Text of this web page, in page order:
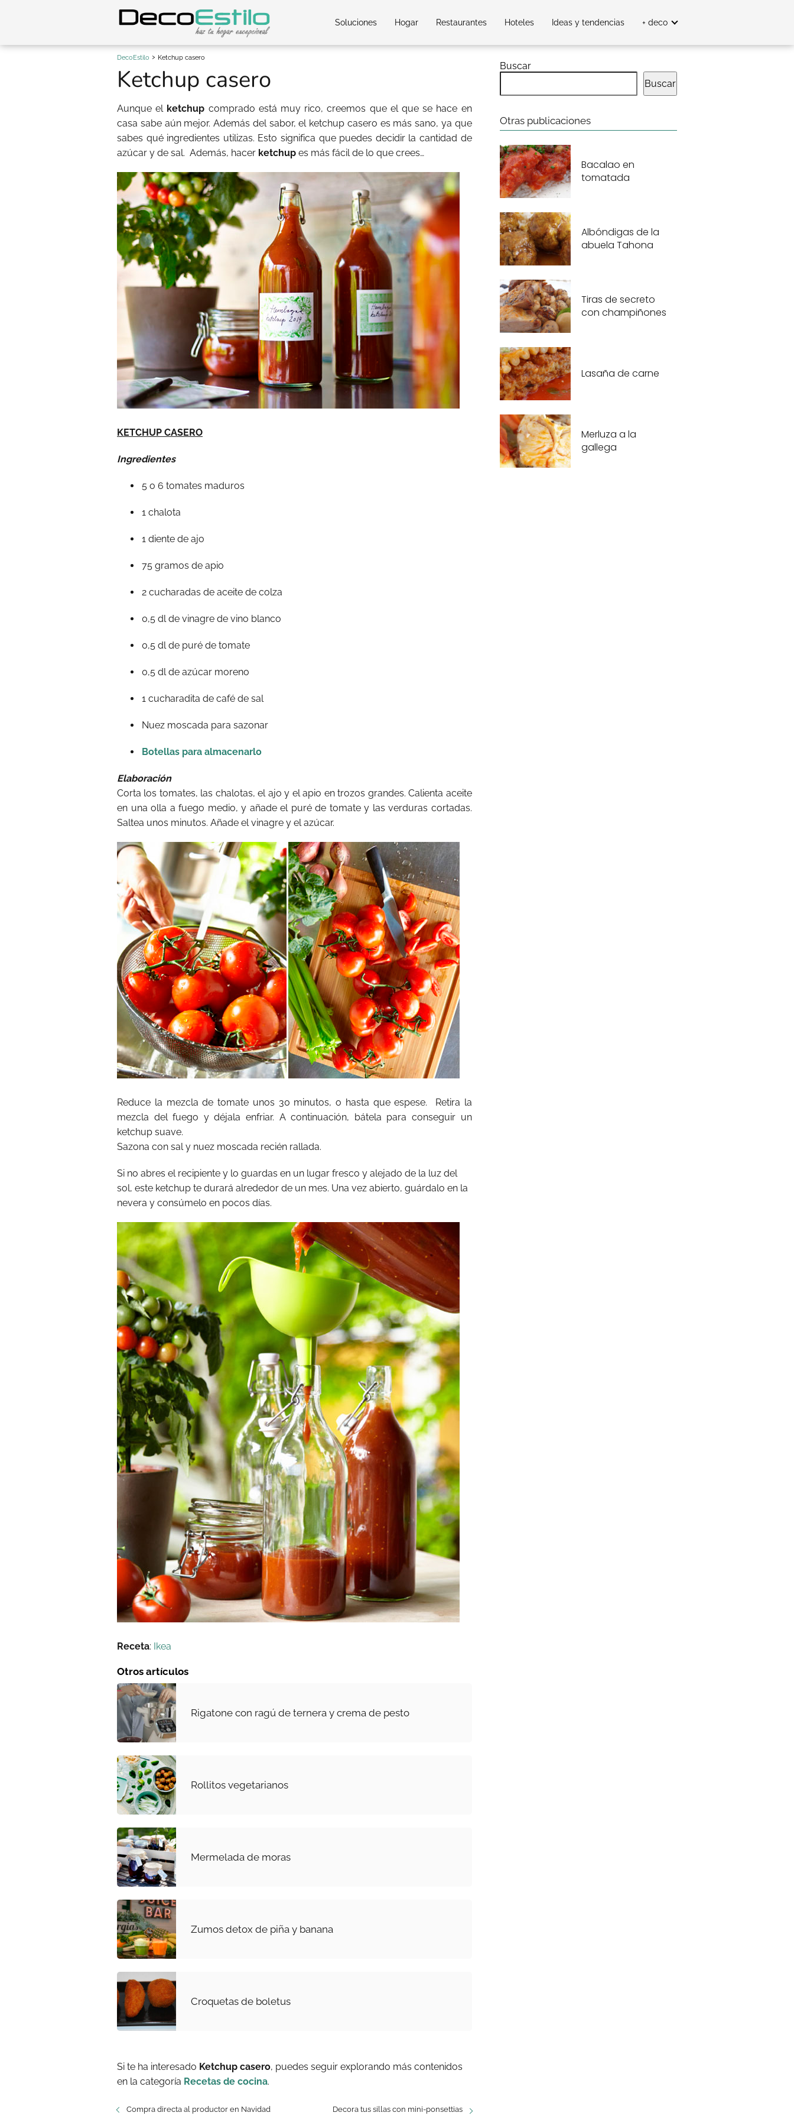
Soluciones Hogar Restaurantes Hoteles Ideas y tendencias + deco
DecoEstilo Ketchup casero
Ketchup casero
Aunque el ketchup comprado está muy rico, creemos que el que se hace en
casa sabe aún mejor. Además del sabor, el ketchup casero es más sano, ya que
sabes qué ingredientes utilizas. Esto significa que puedes decidir la cantidad de
azúcar y de sal. Además, hacer ketchup es más fácil de lo que crees…
KETCHUP CASERO
Ingredientes
5 o 6 tomates maduros
1 chalota
1 diente de ajo
75 gramos de apio
2 cucharadas de aceite de colza
0,5 dl de vinagre de vino blanco
0,5 dl de puré de tomate
0,5 dl de azúcar moreno
1 cucharadita de café de sal
Nuez moscada para sazonar
Botellas para almacenarlo
Elaboración
Corta los tomates, las chalotas, el ajo y el apio en trozos grandes. Calienta aceite
en una olla a fuego medio, y añade el puré de tomate y las verduras cortadas.
Saltea unos minutos. Añade el vinagre y el azúcar.
Reduce la mezcla de tomate unos 30 minutos, o hasta que espese. Retira la
mezcla del fuego y déjala enfriar. A continuación, bátela para conseguir un
ketchup suave.
Sazona con sal y nuez moscada recién rallada.
Si no abres el recipiente y lo guardas en un lugar fresco y alejado de la luz del
sol, este ketchup te durará alrededor de un mes. Una vez abierto, guárdalo en la
nevera y consúmelo en pocos días.
Receta: Ikea
Otros artículos
Rigatone con ragú de ternera y crema de pesto
Rollitos vegetarianos
Mermelada de moras
Zumos detox de piña y banana
Croquetas de boletus
Si te ha interesado Ketchup casero, puedes seguir explorando más contenidos
en la categoría Recetas de cocina.
Compra directa al productor en Navidad Decora tus sillas con mini-ponsettias
Buscar
Buscar
Otras publicaciones
Bacalao en
tomatada
Albóndigas de la
abuela Tahona
Tiras de secreto
con champiñones
Lasaña de carne
Merluza a la
gallega